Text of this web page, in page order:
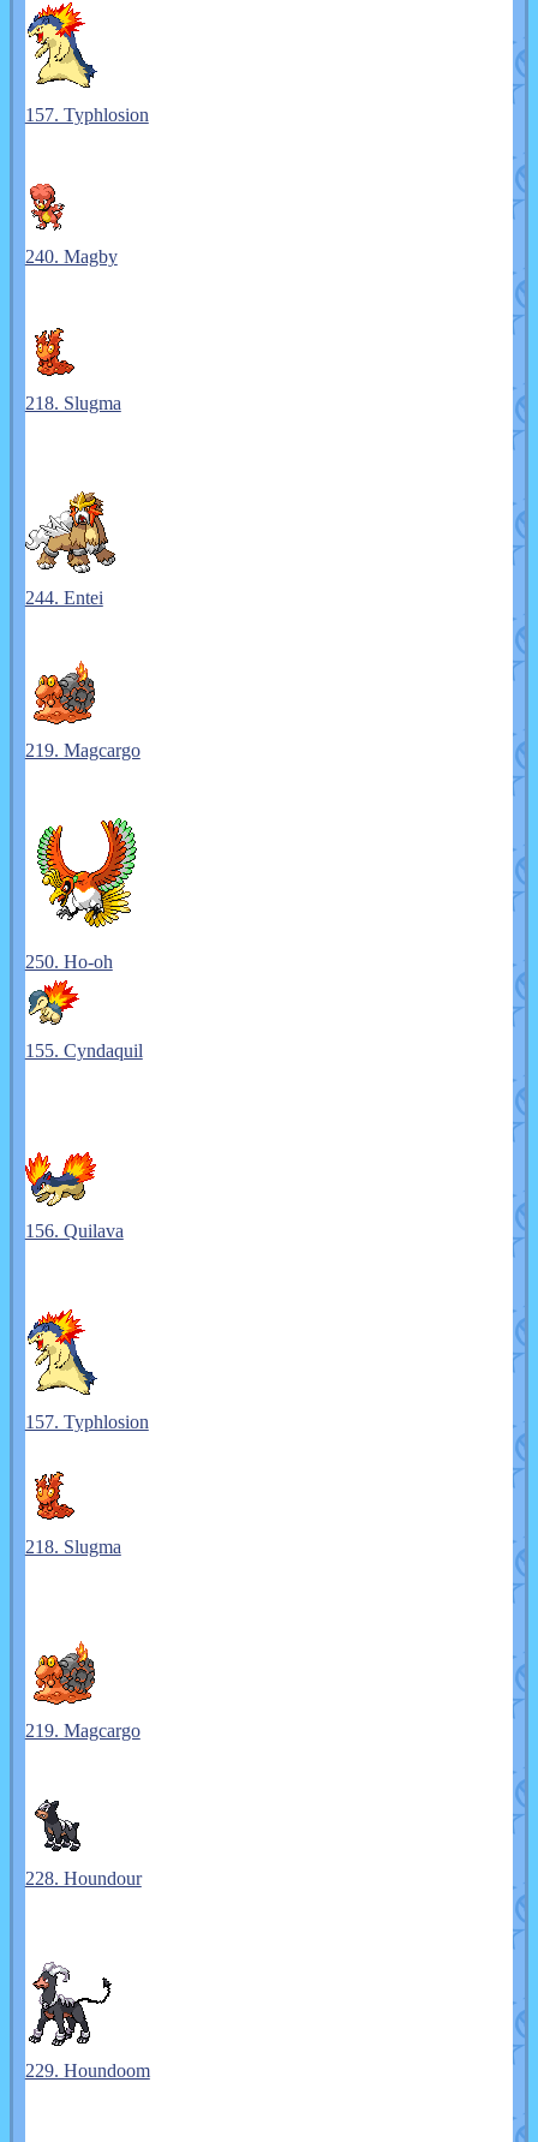
157. Typhlosion
240. Magby
218. Slugma
244. Entei
219. Magcargo
250. Ho-oh
155. Cyndaquil
156. Quilava
157. Typhlosion
218. Slugma
219. Magcargo
228. Houndour
229. Houndoom